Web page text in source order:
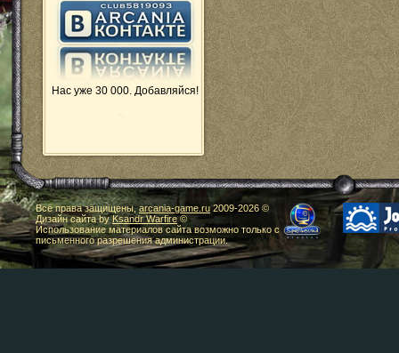
Нас уже 30 000. Добавляйся!
Все права защищены,arcania-game.ru2009-2026 ©
Дизайн сайта byKsandr Warfire©
Использование материалов сайта возможно только с
письменного разрешения администрации.